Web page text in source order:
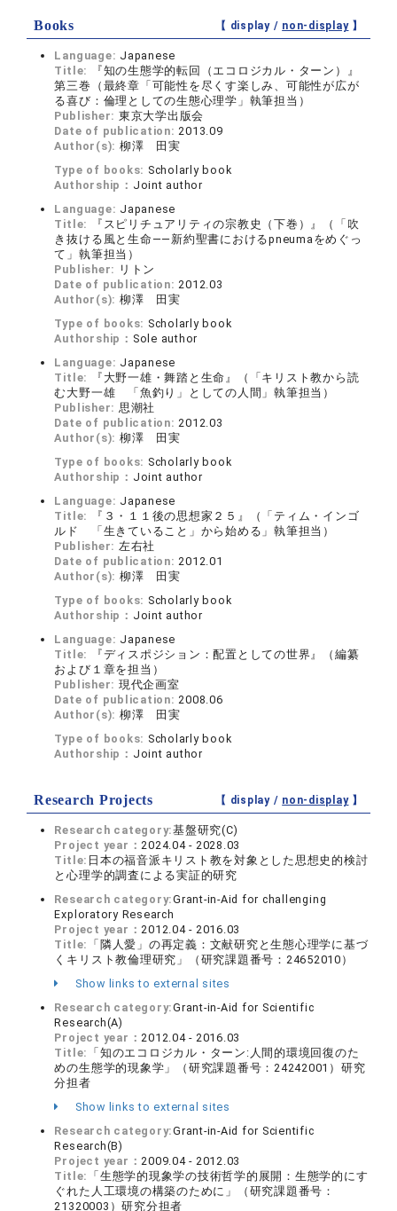
Books 【 display / non-display】
Language: Japanese
Title:
『知の生態学的転回（エコロジカル・ターン）』
第三巻（最終章「可能性を尽くす楽しみ、可能性が広が
る喜び：倫理としての生態心理学」執筆担当）
Publisher: 東京大学出版会
Date of publication:2013.09
Author(s): 柳澤 田実
Type of books: Scholarly book
Authorship： Joint author
Language: Japanese
Title:
『スピリチュアリティの宗教史（下巻）』（「吹
き抜ける風と生命――新約聖書におけるpneumaをめぐっ
て」執筆担当）
Publisher: リトン
Date of publication:2012.03
Author(s): 柳澤 田実
Type of books: Scholarly book
Authorship： Sole author
Language: Japanese
Title:
『大野一雄・舞踏と生命』（「キリスト教から読
む大野一雄 「魚釣り」としての人間」執筆担当）
Publisher: 思潮社
Date of publication:2012.03
Author(s): 柳澤 田実
Type of books: Scholarly book
Authorship： Joint author
Language: Japanese
Title:
『３・１１後の思想家２５』（「ティム・インゴ
ルド 「生きていること」から始める」執筆担当）
Publisher: 左右社
Date of publication:2012.01
Author(s): 柳澤 田実
Type of books: Scholarly book
Authorship： Joint author
Language: Japanese
Title:
『ディスポジション：配置としての世界』（編纂
および１章を担当）
Publisher: 現代企画室
Date of publication:2008.06
Author(s): 柳澤 田実
Type of books: Scholarly book
Authorship： Joint author
Research Projects 【 display / non-display】
Research category:基盤研究(C)
Project year：2024.04 - 2028.03
Title: 日本の福音派キリスト教を対象とした思想史的検討
と心理学的調査による実証的研究
Research category:Grant-in-Aid for challenging
Exploratory Research
Project year：2012.04 - 2016.03
Title: 「隣人愛」の再定義：文献研究と生態心理学に基づ
くキリスト教倫理研究」（研究課題番号：24652010）
Show links to external sites
Research category:Grant-in-Aid for Scientific
Research(A)
Project year：2012.04 - 2016.03
Title: 「知のエコロジカル・ターン:人間的環境回復のた
めの生態学的現象学」（研究課題番号：24242001）研究
分担者
Show links to external sites
Research category:Grant-in-Aid for Scientific
Research(B)
Project year：2009.04 - 2012.03
Title: 「生態学的現象学の技術哲学的展開：生態学的にす
ぐれた人工環境の構築のために」（研究課題番号：
21320003）研究分担者